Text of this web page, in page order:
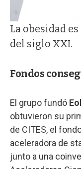
La obesidad
del siglo XXI.
Fondos
El grupo fundó
obtuvieron su
de CITES, el
aceleradora de
junto a una